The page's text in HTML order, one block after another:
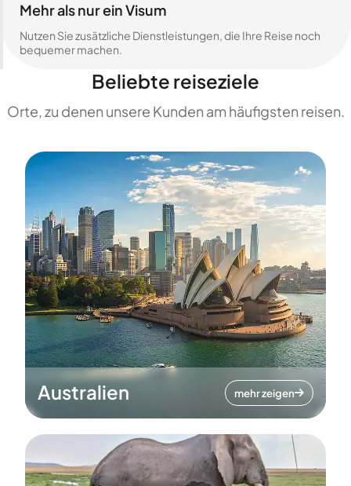
Mehr als nur ein Visum
Nutzen Sie zusätzliche Dienstleistungen, die Ihre Reise noch
bequemer machen.
Beliebte reiseziele
Orte, zu denen unsere Kunden am häufigsten reisen.
Australien mehr zeigen